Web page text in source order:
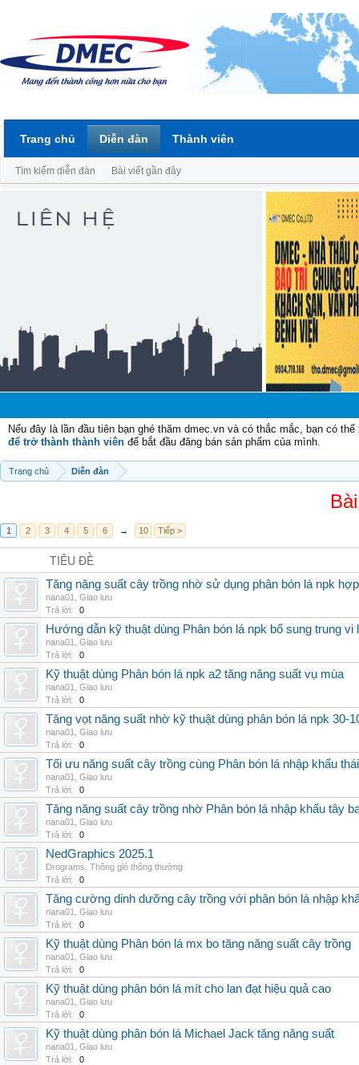
Nếu đây là lần đầu tiên bạn ghé thăm dmec.vn và có thắc mắc, bạn có
để trở thành thành viên để bắt đầu đăng bán sản phẩm của mình.
Trang chủ Diễn đàn
1 2 3 4 5 6 → 10 Tiếp >
TIÊU ĐỀ
Tăng năng suất cây trồng nhờ sử dụng phân bón lá npk
nana01
Giao lưu
Trả lời:
0
Hướng dẫn kỹ thuật dùng Phân bón lá npk bổ sung trung vi
nana01
Giao lưu
Trả lời:
0
Kỹ thuật dùng Phân bón lá npk a2 tăng năng suất vụ mùa
nana01
Giao lưu
Trả lời:
0
Tăng vọt năng suất nhờ kỹ thuật dùng phân bón lá npk 30-
nana01
Giao lưu
Trả lời:
0
Tối ưu năng suất cây trồng cùng Phân bón lá nhập khẩu
nana01
Giao lưu
Trả lời:
0
Tăng năng suất cây trồng nhờ Phân bón lá nhập khẩu tây
nana01
Giao lưu
Trả lời:
0
NedGraphics 2025.1
Drograms Thông gió thông thường
Trả lời:
0
Tăng cường dinh dưỡng cây trồng với phân bón lá nhập
nana01
Giao lưu
Trả lời:
0
Kỹ thuật dùng Phân bón lá mx bo tăng năng suất cây trồng
nana01
Giao lưu
Trả lời:
0
Kỹ thuật dùng phân bón lá mít cho lan đạt hiệu quả cao
nana01
Giao lưu
Trả lời:
0
Kỹ thuật dùng phân bón lá Michael Jack tăng năng suất
nana01
Giao lưu
Trả lời:
0
Trang chủ Diễn đàn
Tìm kiếm diễn đàn Bài viết gần đây
Thành viên